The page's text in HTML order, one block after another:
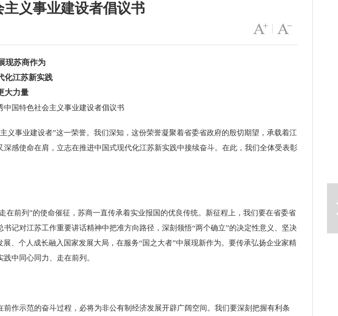
义事业建设者倡议书
字号变小
现苏商作为
化江苏新实践
大力量
国特色社会主义事业建设者倡议书
事业建设者”这一荣誉。我们深知，这份荣誉凝聚着省委省政府的殷切期望，承载着江
感使命在肩，立志在推进中国式现代化江苏新实践中接续奋斗。在此，我们全体受表彰
前列”的使命催征，苏商一直传承着实业报国的优良传统。新征程上，我们要在省委省
记对江苏工作重要讲话精神中把准方向路径，深刻领悟“两个确立”的决定性意义、坚决
、个人成长融入国家发展大局，在服务“国之大者”中展现新作为。要传承弘扬企业家精
中同心同力、走在前列。
示范的奋斗过程，必将为非公有制经济发展开辟广阔空间。我们要深刻把握有利条